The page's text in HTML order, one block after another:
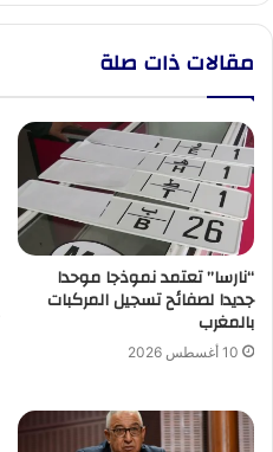
مقالات ذات صلة
“نارسا” تعتمد نموذجا موحدا
جديدا لصفائح تسجيل المركبات
بالمغرب
10 أغسطس 2026